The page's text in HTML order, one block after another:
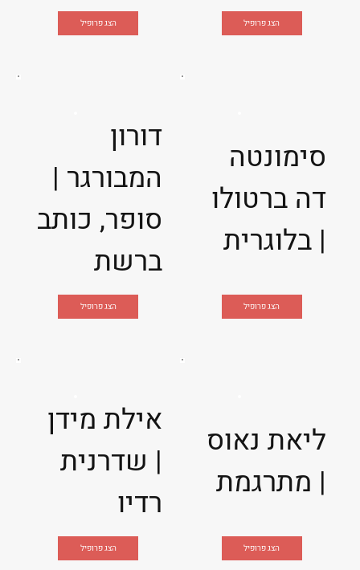
הצג פרופיל הצג פרופיל
דורון
המבורגר |
סופר, כותב
ברשת
הצג פרופיל
סימונטה
דה ברטולו
| בלוגרית
הצג פרופיל
אילת מידן
| שדרנית
רדיו
הצג פרופיל
ליאת נאוס
| מתרגמת
הצג פרופיל